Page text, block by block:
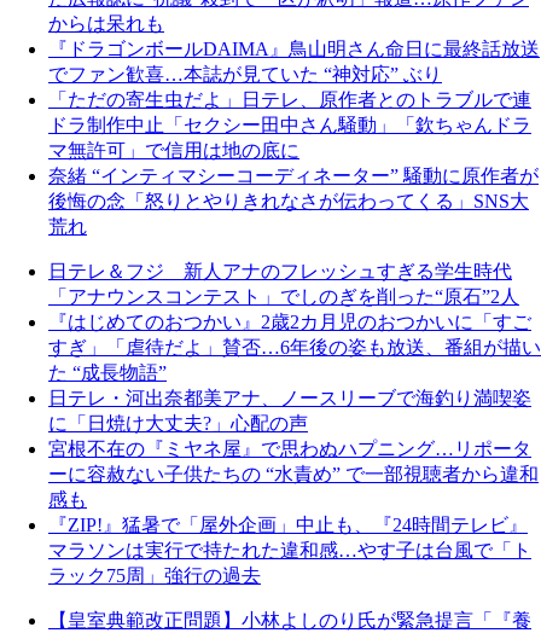
からは呆れも
『ドラゴンボールDAIMA』鳥山明さん命日に最終話放送
でファン歓喜…本誌が見ていた “神対応” ぶり
「ただの寄生虫だよ」日テレ、原作者とのトラブルで連
ドラ制作中止「セクシー田中さん騒動」「欽ちゃんドラ
マ無許可」で信用は地の底に
奈緒 “インティマシーコーディネーター” 騒動に原作者が
後悔の念「怒りとやりきれなさが伝わってくる」SNS大
荒れ
日テレ＆フジ 新人アナのフレッシュすぎる学生時代
「アナウンスコンテスト」でしのぎを削った“原石”2人
『はじめてのおつかい』2歳2カ月児のおつかいに「すご
すぎ」「虐待だよ」賛否…6年後の姿も放送、番組が描い
た “成長物語”
日テレ・河出奈都美アナ、ノースリーブで海釣り満喫姿
に「日焼け大丈夫?」心配の声
宮根不在の『ミヤネ屋』で思わぬハプニング…リポータ
ーに容赦ない子供たちの “水責め” で一部視聴者から違和
感も
『ZIP!』猛暑で「屋外企画」中止も、『24時間テレビ』
マラソンは実行で持たれた違和感…やす子は台風で「ト
ラック75周」強行の過去
【皇室典範改正問題】小林よしのり氏が緊急提言「『養